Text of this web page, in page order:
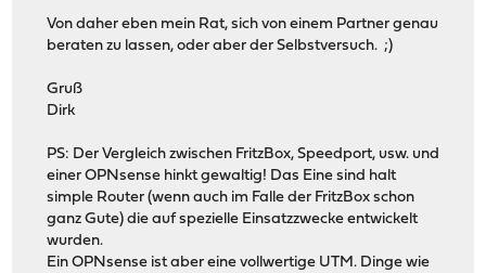
Von daher eben mein Rat, sich von einem Partner genau
beraten zu lassen, oder aber der Selbstversuch. ;)
Gruß
Dirk
PS: Der Vergleich zwischen FritzBox, Speedport, usw. und
einer OPNsense hinkt gewaltig! Das Eine sind halt
simple Router (wenn auch im Falle der FritzBox schon
ganz Gute) die auf spezielle Einsatzzwecke entwickelt
wurden.
Ein OPNsense ist aber eine vollwertige UTM. Dinge wie